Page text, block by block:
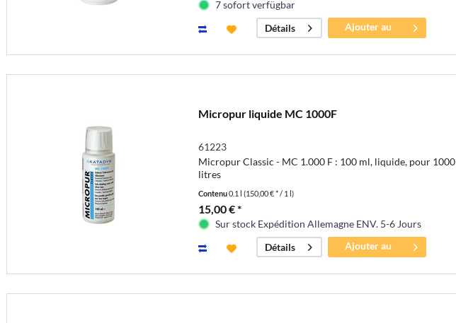
7 sofort verfügbar
Détails
Ajouter au
panier
Micropur liquide MC 1000F
61223
Micropur Classic - MC 1.000 F : 100 ml, liquide, pour 1000
litres
Contenu0.1 l (150,00 € * / 1 l)
15,00 € *
Sur stock Expédition Allemagne ENV. 5-6 Jours
Détails
Ajouter au
panier